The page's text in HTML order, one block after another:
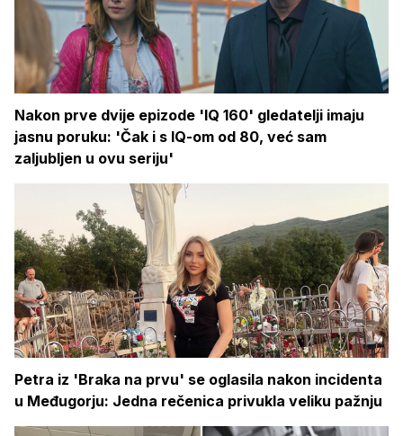
Nakon prve dvije epizode 'IQ 160' gledatelji imaju
jasnu poruku: 'Čak i s IQ-om od 80, već sam
zaljubljen u ovu seriju'
Petra iz 'Braka na prvu' se oglasila nakon incidenta
u Međugorju: Jedna rečenica privukla veliku pažnju